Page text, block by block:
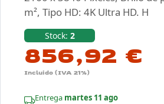
m², Tipo HD: 4K Ultra HD. H
Stock: 2
856,92 €
Incluido (IVA 21%)
Entrega martes 11 ago